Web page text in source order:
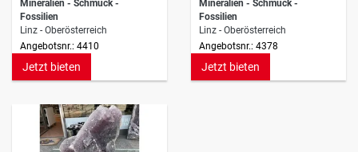
Mineralien - Schmuck -
Fossilien
Linz - Oberösterreich
Angebotsnr.: 4410
Jetzt bieten
Mineralien - Schmuck -
Fossilien
Linz - Oberösterreich
Angebotsnr.: 4378
Jetzt bieten